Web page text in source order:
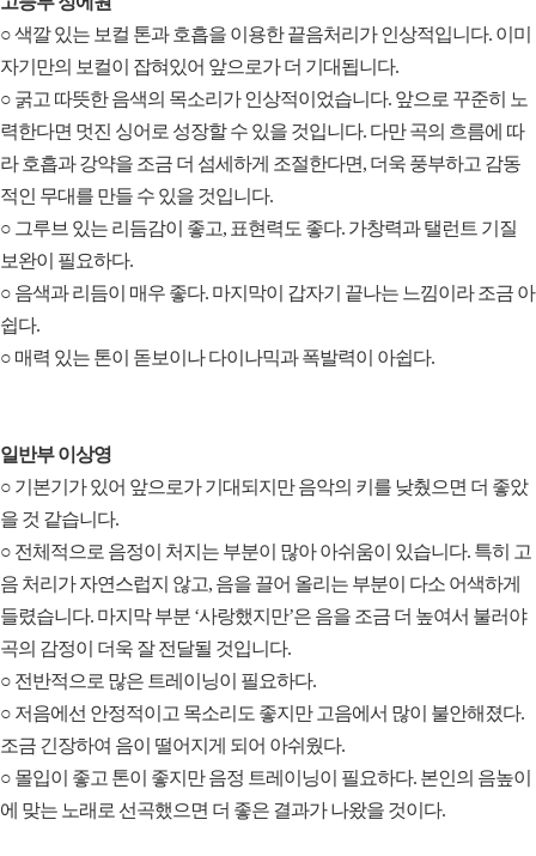
○ 색깔 있는 보컬 톤과 호흡을 이용한 끝음처리가 인상적입니다. 이미
자기만의 보컬이 잡혀있어 앞으로가 더 기대됩니다.
○ 굵고 따뜻한 음색의 목소리가 인상적이었습니다. 앞으로 꾸준히 노
력한다면 멋진 싱어로 성장할 수 있을 것입니다. 다만 곡의 흐름에 따
라 호흡과 강약을 조금 더 섬세하게 조절한다면, 더욱 풍부하고 감동
적인 무대를 만들 수 있을 것입니다.
○ 그루브 있는 리듬감이 좋고, 표현력도 좋다. 가창력과 탤런트 기질
보완이 필요하다.
○ 음색과 리듬이 매우 좋다. 마지막이 갑자기 끝나는 느낌이라 조금 아
쉽다.
○ 매력 있는 톤이 돋보이나 다이나믹과 폭발력이 아쉽다.
일반부 이상영
○ 기본기가 있어 앞으로가 기대되지만 음악의 키를 낮췄으면 더 좋았
을 것 같습니다.
○ 전체적으로 음정이 처지는 부분이 많아 아쉬움이 있습니다. 특히 고
음 처리가 자연스럽지 않고, 음을 끌어 올리는 부분이 다소 어색하게
들렸습니다. 마지막 부분 ‘사랑했지만’은 음을 조금 더 높여서 불러야
곡의 감정이 더욱 잘 전달될 것입니다.
○ 전반적으로 많은 트레이닝이 필요하다.
○ 저음에선 안정적이고 목소리도 좋지만 고음에서 많이 불안해졌다.
조금 긴장하여 음이 떨어지게 되어 아쉬웠다.
○ 몰입이 좋고 톤이 좋지만 음정 트레이닝이 필요하다. 본인의 음높이
에 맞는 노래로 선곡했으면 더 좋은 결과가 나왔을 것이다.